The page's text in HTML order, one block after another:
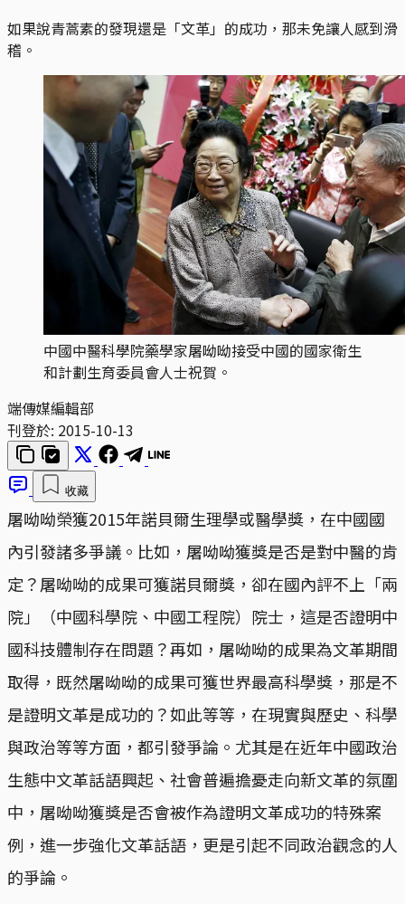
如果說青蒿素的發現還是「文革」的成功，那未免讓人感到滑
稽。
中國中醫科學院藥學家屠呦呦接受中國的國家衛生
和計劃生育委員會人士祝賀。
端傳媒編輯部
刊登於: 2015-10-13
收藏
屠呦呦榮獲2015年諾貝爾生理學或醫學獎，在中國國
內引發諸多爭議。比如，屠呦呦獲獎是否是對中醫的肯
定？屠呦呦的成果可獲諾貝爾獎，卻在國內評不上「兩
院」（中國科學院、中國工程院）院士，這是否證明中
國科技體制存在問題？再如，屠呦呦的成果為文革期間
取得，既然屠呦呦的成果可獲世界最高科學獎，那是不
是證明文革是成功的？如此等等，在現實與歷史、科學
與政治等等方面，都引發爭論。尤其是在近年中國政治
生態中文革話語興起、社會普遍擔憂走向新文革的氛圍
中，屠呦呦獲獎是否會被作為證明文革成功的特殊案
例，進一步強化文革話語，更是引起不同政治觀念的人
的爭論。